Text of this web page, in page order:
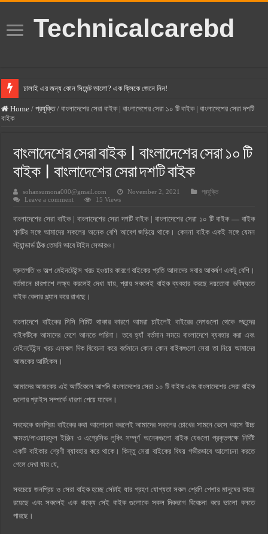
Technicalcarebd
ঢালাই এর জন্য কোন সিমেন্ট ভালো? এক ক্লিকে জেনে নিন!
বসুন্ধরা সিমেন্ট এর দাম ২০২৫
হোলসিম সিমেন্ট দাম ২০২৫
সুপারক্রিট সিমেন্ট দাম ২০২৫
ওয়ালটন মোবাইল কিস্তিতে কেনার নিয়ম ২০২৫
ওয়ালটন টিভি কিস্তিতে কেনার নিয়ম ২০২৫
গ্রামে লাভজনক ব্যবসা ২০২৫ ও গ্রামের বাজারে ব্যবসার আইডিয়া
Home / প্রযুক্তি / বাংলাদেশের সেরা বাইক | বাংলাদেশের সেরা ১০ টি বাইক | বাংলাদেশের সেরা দশটি
বাইক
বাংলাদেশের সেরা বাইক | বাংলাদেশের সেরা ১০ টি
বাইক | বাংলাদেশের সেরা দশটি বাইক
sohansumona000@gmail.com November 2, 2021
প্রযুক্তি
Leave a comment
15 Views
বাংলাদেশের সেরা বাইক | বাংলাদেশের সেরা দশটি বাইক | বাংলাদেশের সেরা ১০ টি বাইক—বাইক
শব্দটির সঙ্গে আমাদের সকলের অনেক বেশি আবেগ জড়িয়ে থাকে। কেননা বাইক একই সঙ্গে যেমন
স্ট্যান্ডার্ড ঠিক তেমনি ভাবে টাইম সেভারও।
দ্রুতগতি ও অল্প মেইনটেইন্স খরচ হওয়ার কারণে বাইকের প্রতি আমাদের সবার আকর্ষণ একটু বেশি।
বর্তমানে চারপাশে লক্ষ্য করলেই দেখা যায়, প্রায় সকলেই বাইক ব্যবহার করছে নয়তোবা ভবিষ্যতে
বাইক কেনার প্ল্যান করে রাখছে।
বাংলাদেশে বাইকের সিসি লিমিট থাকার কারণে আমরা চাইলেই বাইরের দেশগুলো থেকে পছন্দের
বাইকটিকে আমাদের দেশে আনতে পারিনা। তবে হ্যাঁ বর্তমান সময়ে বাংলাদেশে ব্যবহার করা এবং
মেইনটেইন্স খরচ এসকল দিক বিবেচনা করে বর্তমানে কোন কোন বাইকগুলো সেরা তা নিয়ে আমাদের
আজকের আর্টিকেল।
আমাদের আজকের এই আর্টিকেলে আপনি বাংলাদেশের সেরা ১০ টি বাইক এবং বাংলাদেশের সেরা বাইক
গুলাের প্রাইস সম্পর্কে ধারণা পেয়ে যাবেন।
সবথেকে জনপ্রিয় বাইকের কথা আলোচনা করলেই আমাদের সকলের চোখের সামনে ভেসে আসে উচ্চ
ক্ষমতা/পাওয়ারফুল ইঞ্জিন ও এগ্রেসিভ লুকিং সম্পূর্ণ অনেকগুলো বাইক যেগুলো প্রকৃতপক্ষে নির্দিষ্ট
একটি বাইকার শ্রেণী ব্যাবহার করে থাকে। কিন্তু সেরা বাইকের বিষয় গভীরভাবে আলোচনা করতে
গেলে দেখা যায় যে,
সবচেয়ে জনপ্রিয় ও সেরা বাইক হচ্ছে সেটাই যার গ্রহণ যোগ্যতা সকল শ্রেণি পেশার মানুষের কাছে
রয়েছে এবং সকলেই এক বাক্যে সেই বাইক গুলোকে সকল দিকভাগ বিবেচনা করে ভালো বলতে
পারছে।